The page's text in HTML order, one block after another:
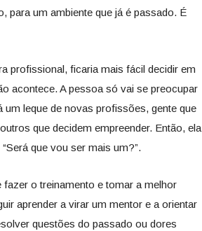
para um ambiente que já é passado. É
profissional, ficaria mais fácil decidir em
acontece. A pessoa só vai se preocupar
leque de novas profissões, gente que
que decidem empreender. Então, ela
que vou ser mais um?”.
o treinamento e tomar a melhor
aprender a virar um mentor e a orientar
questões do passado ou dores